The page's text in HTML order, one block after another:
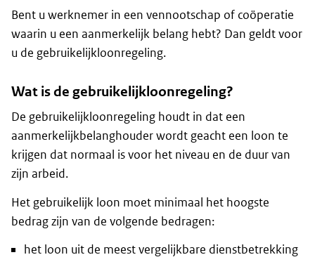
Bent u werknemer in een vennootschap of coöperatie
waarin u een aanmerkelijk belang hebt? Dan geldt voor
u de gebruikelijkloonregeling.
Wat is de gebruikelijkloonregeling?
De gebruikelijkloonregeling houdt in dat een
aanmerkelijkbelanghouder wordt geacht een loon te
krijgen dat normaal is voor het niveau en de duur van
zijn arbeid.
Het gebruikelijk loon moet minimaal het hoogste
bedrag zijn van de volgende bedragen:
het loon uit de meest vergelijkbare dienstbetrekking